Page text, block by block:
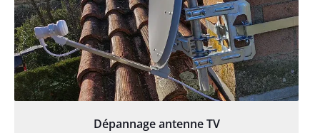
Dépannage antenne TV